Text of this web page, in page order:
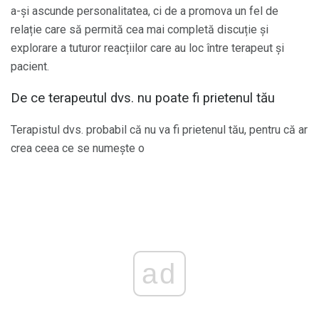
a-și ascunde personalitatea, ci de a promova un fel de
relație care să permită cea mai completă discuție și
explorare a tuturor reacțiilor care au loc între terapeut și
pacient.
De ce terapeutul dvs. nu poate fi prietenul tău
Terapistul dvs. probabil că nu va fi prietenul tău, pentru că ar
crea ceea ce se numește o
ad